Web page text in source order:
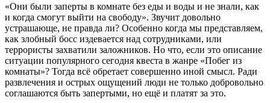
«Они были заперты в комнате без еды и воды и не знали, как
и когда смогут выйти на свободу». Звучит довольно
устрашающе, не правда ли? Особенно когда мы представляем,
как злобный босс издевается над сотрудниками, или
террористы захватили заложников. Но что, если это описание
ситуации популярного сегодня квеста в жанре «Побег из
комнаты»? Тогда всё обретает совершенно иной смысл. Ради
развлечения и острых ощущений люди не только добровольно
соглашаются быть запертыми, но ещё и платят за это.